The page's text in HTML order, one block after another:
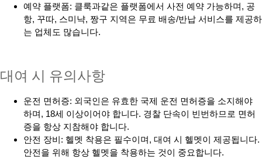
예약 플랫폼: 클룩과같은 플랫폼에서 사전 예약 가능하며, 공
항, 꾸따, 스미냑, 짱구 지역은 무료 배송/반납 서비스를 제공하
는 업체도 많습니다.
대여 시 유의사항
운전 면허증: 외국인은 유효한 국제 운전 면허증을 소지해야
하며, 18세 이상이어야 합니다. 경찰 단속이 빈번하므로 면허
증을 항상 지참해야 합니다.
안전 장비: 헬멧 착용은 필수이며, 대여 시 헬멧이 제공됩니다.
안전을 위해 항상 헬멧을 착용하는 것이 중요합니다.